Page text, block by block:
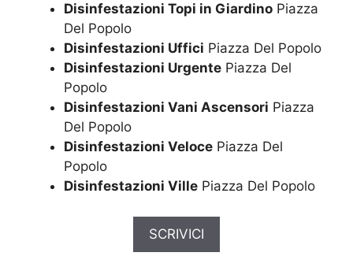
Disinfestazioni Topi in Giardino Piazza
Del Popolo
Disinfestazioni Uffici Piazza Del Popolo
Disinfestazioni Urgente Piazza Del
Popolo
Disinfestazioni Vani Ascensori Piazza
Del Popolo
Disinfestazioni Veloce Piazza Del
Popolo
Disinfestazioni Ville Piazza Del Popolo
SCRIVICI